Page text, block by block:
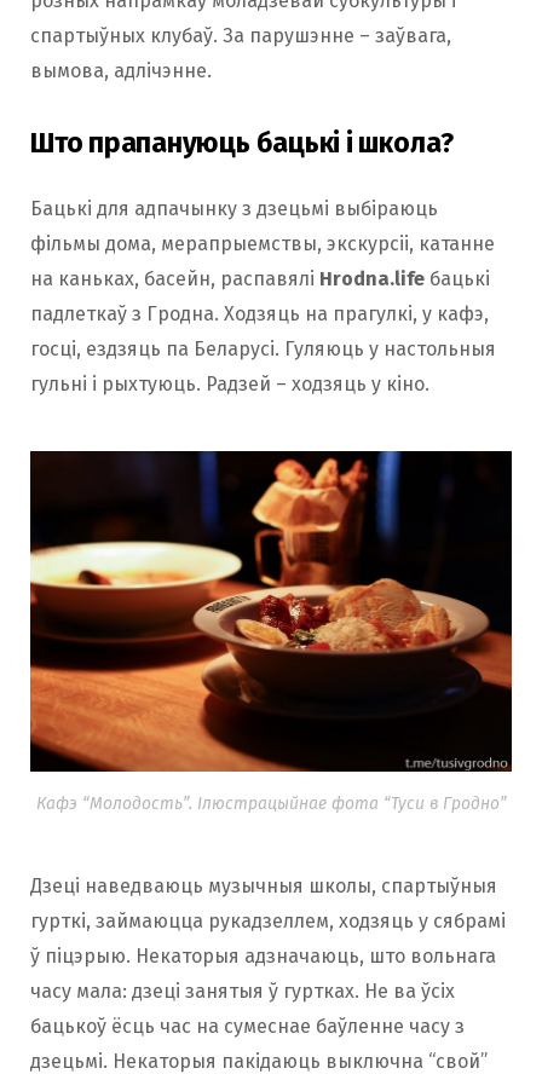
спартыўных клубаў. За парушэнне – заўвага,
вымова, адлічэнне.
Што прапануюць бацькі і школа?
Бацькі для адпачынку з дзецьмі выбіраюць
фільмы дома, мерапрыемствы, экскурсіі, катанне
на каньках, басейн, распавялі Hrodna.life бацькі
падлеткаў з Гродна. Ходзяць на прагулкі, у кафэ,
госці, ездзяць па Беларусі. Гуляюць у настольныя
гульні і рыхтуюць. Радзей – ходзяць у кіно.
Кафэ “Молодость”. Ілюстрацыйнае фота “Туси в Гродно”
Дзеці наведваюць музычныя школы, спартыўныя
гурткі, займаюцца рукадзеллем, ходзяць у сябрамі
ў піцэрыю. Некаторыя адзначаюць, што вольнага
часу мала: дзеці занятыя ў гуртках. Не ва ўсіх
бацькоў ёсць час на сумеснае баўленне часу з
дзецьмі. Некаторыя пакідаюць выключна “свой”